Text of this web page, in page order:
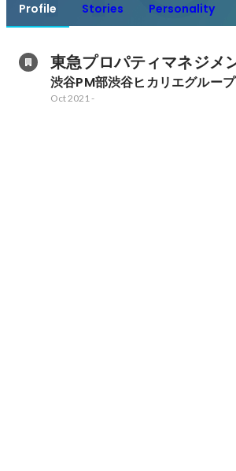
Profile Stories Personality
東急プロパティマネジメ
渋谷PM部渋谷ヒカリエグループ
Oct 2021-